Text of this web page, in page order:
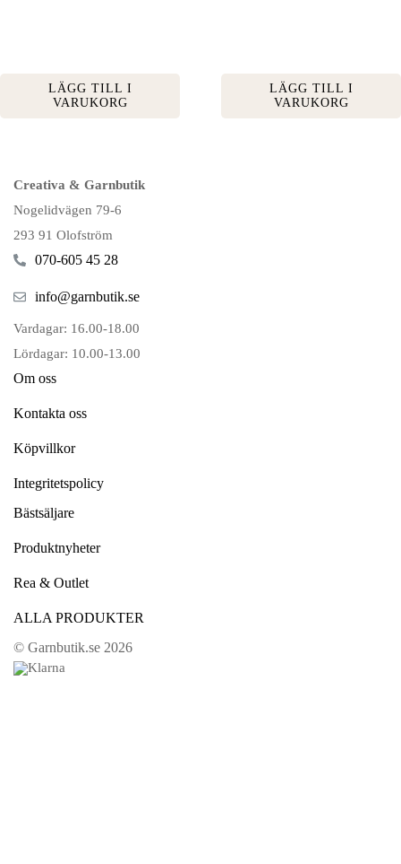
LÄGG TILL I
VARUKORG
LÄGG TILL I
VARUKORG
Creativa & Garnbutik
Nogelidvägen 79-6
293 91 Olofström
070-605 45 28
info@garnbutik.se
Vardagar: 16.00-18.00
Lördagar: 10.00-13.00
Om oss
Kontakta oss
Köpvillkor
Integritetspolicy
Bästsäljare
Produktnyheter
Rea & Outlet
ALLA PRODUKTER
© Garnbutik.se 2026